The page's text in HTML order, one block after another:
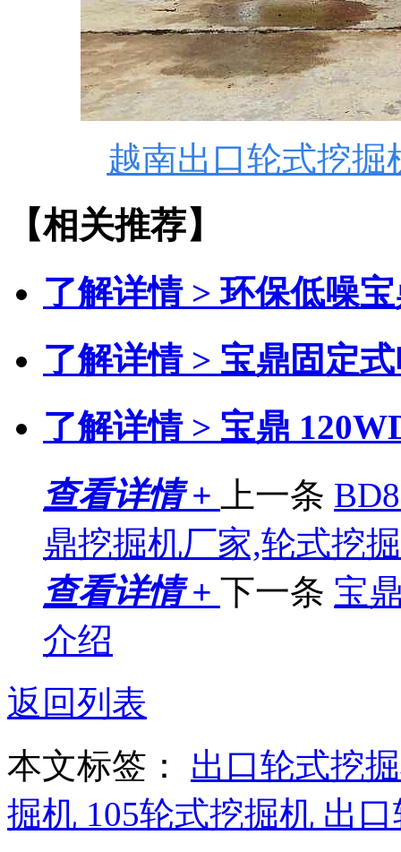
越南出口轮式挖掘
【相关推荐】
了解详情 >环保低噪
了解详情 > 宝鼎固定
了解详情 > 宝鼎
查看详情 +
上一条
鼎挖掘机厂家,轮式挖
查看详情 + 下一条 宝
介绍
返回列表
本文标签： 出口轮式挖
掘机 105轮式挖掘机 出